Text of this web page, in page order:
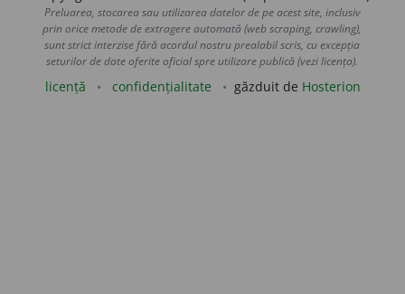
Preluarea, stocarea sau utilizarea datelor de pe acest site, inclusiv
prin orice metode de extragere automată (web scraping, crawling),
sunt strict interzise fără acordul nostru prealabil scris, cu excepția
seturilor de date oferite oficial spre utilizare publică (vezi licența).
licență confidențialitate găzduit de Hosterion